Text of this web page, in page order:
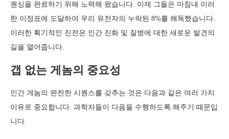
퀀싱을 완료하기 위해 노력해 왔습니다. 이제 그들은 마침내 이러
한 이정표에 도달하여 우리 유전자의 누락된 8%를 해독했습니다.
이러한 획기적인 진전은 인간 진화 및 질병에 대한 새로운 발견의
길을 열어줍니다.
갭 없는 게놈의 중요성
인간 게놈의 완전한 시퀀스를 갖추는 것은 다음과 같은 여러 가지
이유로 중요합니다. 과학자들이 다음을 수행하도록 해주기 때문입
니다.